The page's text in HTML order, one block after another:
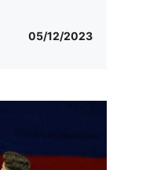
05/12/2023